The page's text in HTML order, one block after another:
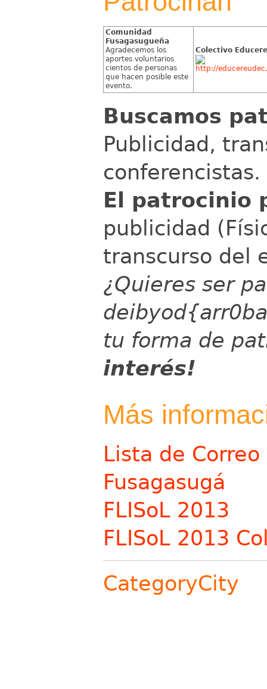
Comunidad
Fusagasugueña
Agradecemos los
aportes voluntarios
cientos de personas
que hacen posible este
evento.
Colectivo
Buscamos
Publicidad,
conferencistas.
El patrocinio
publicidad
transcurso del
¿Quieres ser
tu forma de
interés!
Más
Lista de
Fusagasugá
FLISoL 2013
FLISoL 2013
CategoryCity